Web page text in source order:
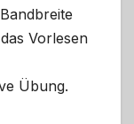
Vorlesen
Übung.